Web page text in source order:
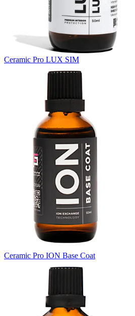
Ceramic Pro LUX SIM
Ceramic Pro ION Base Coat